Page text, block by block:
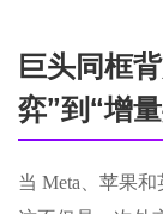
巨头同框
弈”到“增
当 Meta、苹果